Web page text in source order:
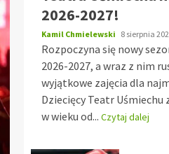
2026-2027!
Kamil Chmielewski 8 sierpnia
Rozpoczyna się nowy
2026-2027, a wraz z nim
wyjątkowe zajęcia dla
Dziecięcy Teatr Uśmiechu
w wieku od... Czytaj dalej